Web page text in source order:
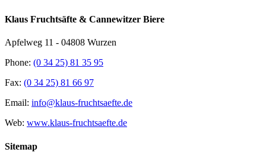
Klaus Fruchtsäfte & Cannewitzer Biere
Apfelweg 11 - 04808 Wurzen
Phone: (0 34 25) 81 35 95
Fax: (0 34 25) 81 66 97
Email: info@klaus-fruchtsaefte.de
Web: www.klaus-fruchtsaefte.de
Sitemap